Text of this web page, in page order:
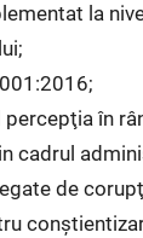
la
percepţia în
cadrul
de